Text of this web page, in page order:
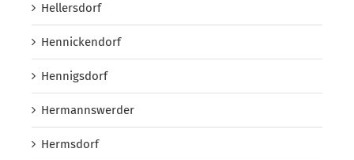
Hellersdorf
Hennickendorf
Hennigsdorf
Hermannswerder
Hermsdorf